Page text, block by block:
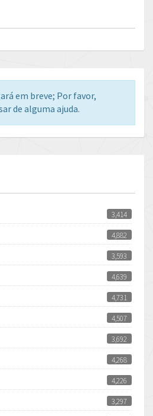
em breve; Por favor,
de alguma ajuda.
3,414
4,882
3,593
4,639
4,731
4,507
3,692
4,268
4,226
3,297